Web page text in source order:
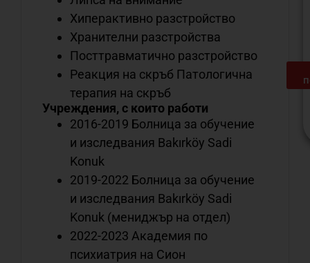
Хиперактивно разстройство
Хранителни разстройства
Посттравматично разстройство
Реакция на скръб Патологична
терапия на скръб
Учреждения, с които работи
2016-2019 Болница за обучение
и изследвания Bakırköy Sadi
Konuk
2019-2022 Болница за обучение
и изследвания Bakırköy Sadi
Konuk (мениджър на отдел)
2022-2023 Академия по
психиатрия на Сион